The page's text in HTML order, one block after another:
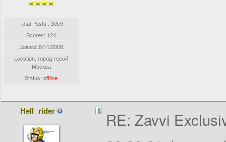
Total Posts : 3059
Scores: 124
Joined: 8/11/2008
Location: город-герой
Москва
Status:offline
Hell_rider
RE: Zavvi